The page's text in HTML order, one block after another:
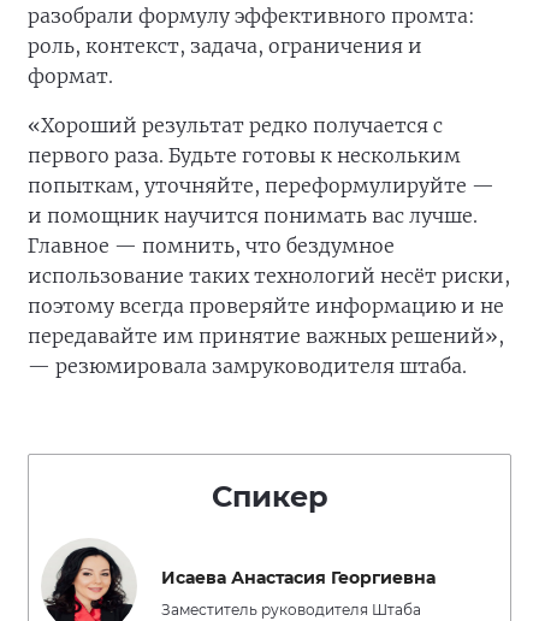
разобрали формулу эффективного промта:
роль, контекст, задача, ограничения и
формат.
«Хороший результат редко получается с
первого раза. Будьте готовы к нескольким
попыткам, уточняйте, переформулируйте —
и помощник научится понимать вас лучше.
Главное — помнить, что бездумное
использование таких технологий несёт риски,
поэтому всегда проверяйте информацию и не
передавайте им принятие важных решений»,
— резюмировала замруководителя штаба.
Спикер
Исаева Анастасия Георгиевна
Заместитель руководителя Штаба